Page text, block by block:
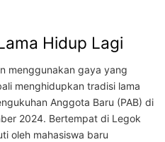
Hidup Lagi
menggunakan gaya yang
menghidupkan tradisi lama
Anggota Baru (PAB) di
2024. Bertempat di Legok
oleh mahasiswa baru